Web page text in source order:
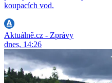
koupacích vod.
Aktuálně.cz - Zprávy
dnes, 14:26